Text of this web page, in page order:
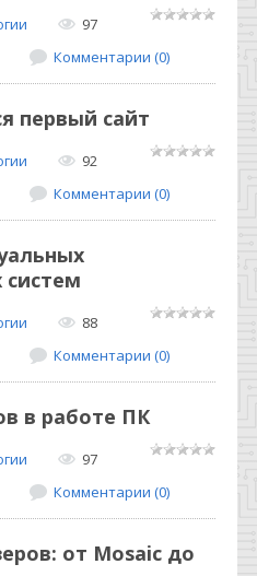
97
Комментарии (0)
первый сайт
92
Комментарии (0)
88
Комментарии (0)
в работе ПК
97
Комментарии (0)
от Mosaic до